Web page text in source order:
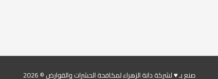
صنع بـ ♥ لشركة دانة الزهراء لمكافحة الحشرات والقوارض © 2026